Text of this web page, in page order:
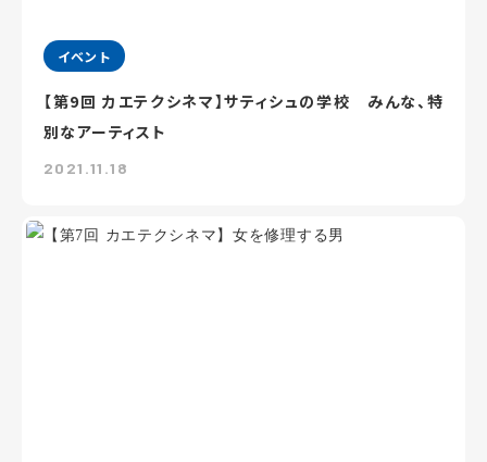
イベント
【第9回 カエテクシネマ】サティシュの学校 みんな、特
別なアーティスト
2021.11.18